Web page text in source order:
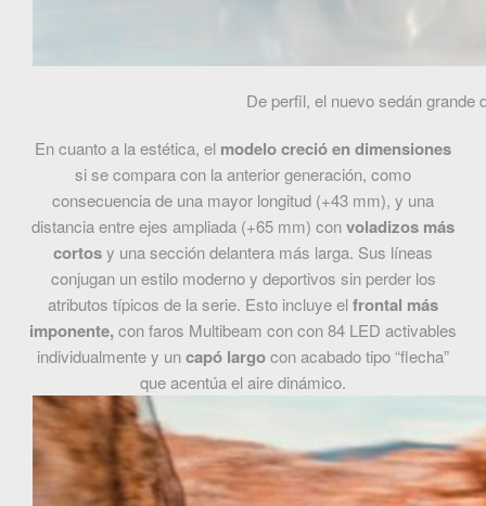
De perfil, el nuevo sedán grande
En cuanto a la estética, el modelo creció en dimensiones
si se compara con la anterior generación, como
consecuencia de una mayor longitud (+43 mm), y una
distancia entre ejes ampliada (+65 mm) convoladizos más
cortosy una sección delantera más larga. Sus líneas
conjugan un estilo moderno y deportivos sin perder los
atributos típicos de la serie. Esto incluye elfrontal más
imponente, con faros Multibeam con con 84 LED activables
individualmente y uncapó largocon acabado tipo “flecha”
que acentúa el aire dinámico.